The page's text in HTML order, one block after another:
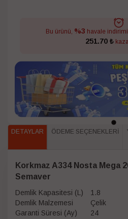
Bu ürünü, %3 havale
251.70 ₺
DETAYLAR ÖDEME SEÇENEKLERI
Korkmaz A334 Nosta Mega
Semaver
Demlik Kapasitesi (L)
1.8
Demlik Malzemesi
Çelik
Garanti Süresi (Ay)
24